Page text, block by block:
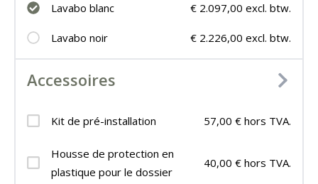
Lavabo blanc € 2.097,00 excl. btw.
Lavabo noir € 2.226,00 excl. btw.
Accessoires
Kit de pré-installation 57,00 € hors TVA.
Housse de protection en
plastique pour le dossier
40,00 € hors TVA.